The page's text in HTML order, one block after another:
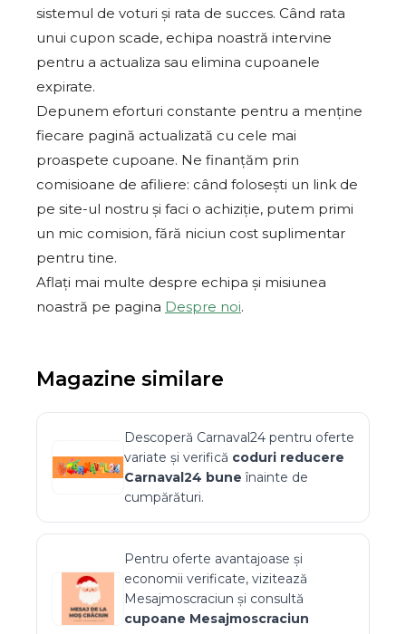
sistemul de voturi și rata de succes. Când rata
unui cupon scade, echipa noastră intervine
pentru a actualiza sau elimina cupoanele
expirate.
Depunem eforturi constante pentru a menține
fiecare pagină actualizată cu cele mai
proaspete cupoane. Ne finanțăm prin
comisioane de afiliere: când folosești un link de
pe site-ul nostru și faci o achiziție, putem primi
un mic comision, fără niciun cost suplimentar
pentru tine.
Aflați mai multe despre echipa și misiunea
noastră pe pagina Despre noi.
Magazine similare
Descoperă Carnaval24 pentru oferte
variate și verifică coduri reducere
Carnaval24 bune înainte de
cumpărături.
Pentru oferte avantajoase și
economii verificate, vizitează
Mesajmoscraciun și consultă
cupoane Mesajmoscraciun